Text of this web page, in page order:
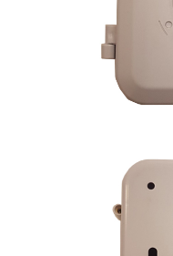
保全防盜
共同天線
電話總機
車道系統